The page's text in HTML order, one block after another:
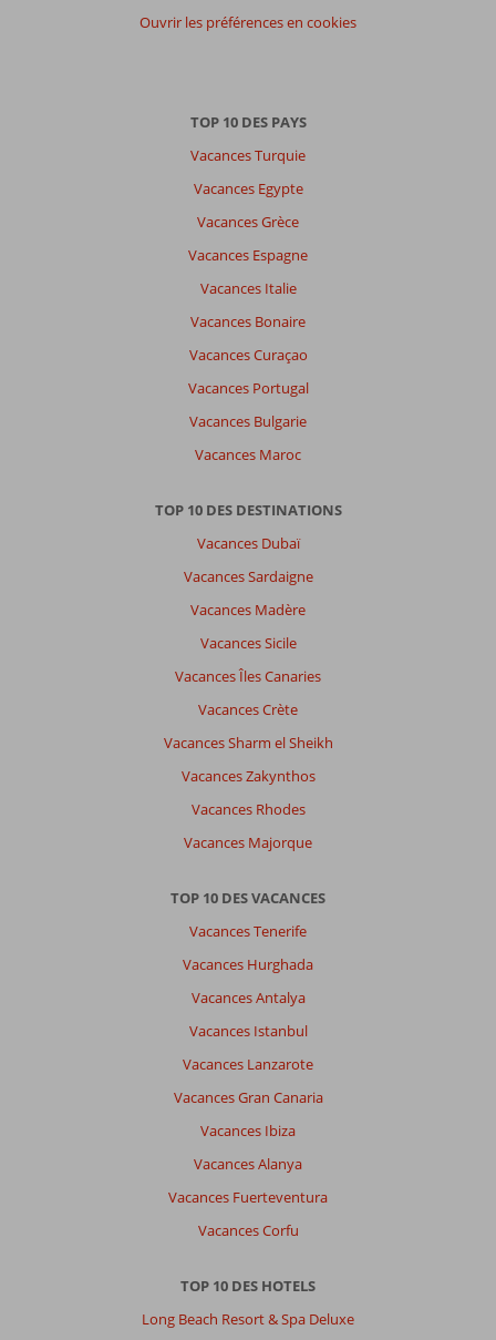
Ouvrir les préférences en cookies
TOP 10 DES PAYS
Vacances Turquie
Vacances Egypte
Vacances Grèce
Vacances Espagne
Vacances Italie
Vacances Bonaire
Vacances Curaçao
Vacances Portugal
Vacances Bulgarie
Vacances Maroc
TOP 10 DES DESTINATIONS
Vacances Dubaï
Vacances Sardaigne
Vacances Madère
Vacances Sicile
Vacances Îles Canaries
Vacances Crète
Vacances Sharm el Sheikh
Vacances Zakynthos
Vacances Rhodes
Vacances Majorque
TOP 10 DES VACANCES
Vacances Tenerife
Vacances Hurghada
Vacances Antalya
Vacances Istanbul
Vacances Lanzarote
Vacances Gran Canaria
Vacances Ibiza
Vacances Alanya
Vacances Fuerteventura
Vacances Corfu
TOP 10 DES HOTELS
Long Beach Resort & Spa Deluxe